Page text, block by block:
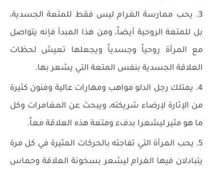
يحب ممارسة الغرام ليس فقط للمتعة الجسدية،
بل للمتعة الروحية أيضاً، ومن هذا المبدأ فإنه يتواصل
مع المرأة روحياً وجسدياً ويجعلها تعيش لحظات
العلاقة الجسدية بنفس المتعة التي يشعر بها.
يمتلك رجل الدلو مواهب ومهارات عالية وفنون كثيرة
من الإثارة لإرضاء شريكته، ويبحث عن المغامرات وكل
ما هو مثير ليشعرا بدفء ومتعة هذه العلاقة معاً.
يحب المرأة التي تفاجئه بالحركات المثيرة في كل مرة
يتبادلان فيها الغرام ليشعر بسخونة العلاقة وحماس